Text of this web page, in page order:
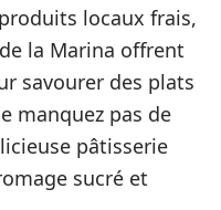
locaux frais,
la Marina offrent
savourer des plats
manquez pas de
pâtisserie
sucré et